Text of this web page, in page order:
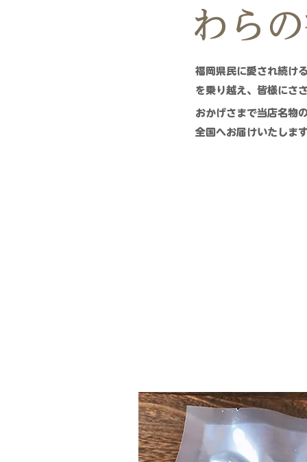
わら
福岡県民に愛され続け
を乗り越え、皆様にさ
おかげさまで当店名物
全国へお届けいたしま